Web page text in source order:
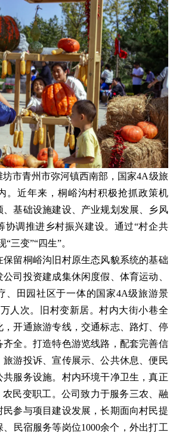
青州市弥河镇西南部，国家4A级旅
。近年来，桐峪沟村积极抢抓政策机
、基础设施建设、产业规划发展、乡风
协调推进乡村振兴建设。通过“村企共
三变”“四生”。
留桐峪沟旧村原生态风貌系统的基础
公司投资建成集休闲度假、体育运动、
、田园社区于一体的国家4A级旅游景
人次。旧村变新居。村内大街小巷全
，开通旅游专线，交通标志、路灯、停
齐全。打造特色游览线路，配套完善信
旅游投诉、宣传展示、公共休息、便民
共服务设施。村内环境干净卫生，真正
农民变职工。公司致力于服务三农、融
参与项目建设发展，长期面向村民提
民宿服务等岗位1000余个，外出打工